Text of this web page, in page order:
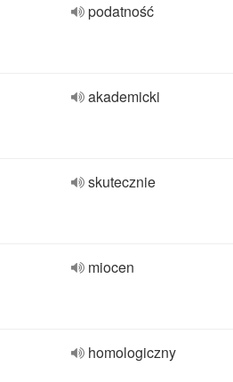
podatność
akademicki
skutecznie
miocen
homologiczny